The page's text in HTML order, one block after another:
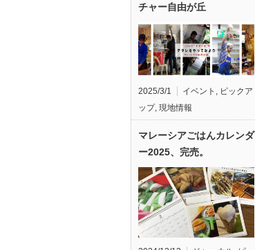
チャー自由が丘
2025/3/1 イベント , ピックア
ップ, 現地情報
マレーシアごはんカレンダ
ー2025、完売。